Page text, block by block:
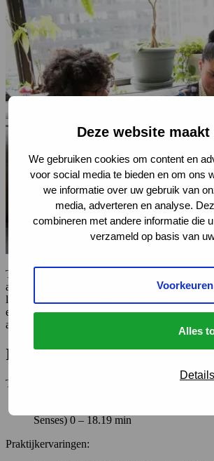
Deze website
We gebruiken cookies om content en
voor social media te bieden en om ons
we informatie over uw gebruik van
media, adverteren en analyse.
combineren met andere informatie die
verzameld op basis van
Alles
Tijdens dit webinar worden voorbeelden
actiegericht onderzoek en de inzet van
lokale monitoring. Onderzoekers,
en ervaringsdeskundigen vertellen hoe zij dit
aangepakt of hoe zij dit momenteel aan het
Inhoud
Theoretisch deel:
Senses) 0 – 18.19 min
Praktijkervaringen: